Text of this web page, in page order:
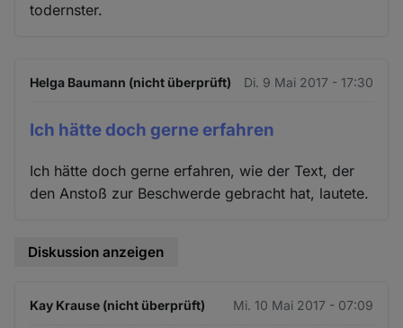
todernster.
Helga Baumann (nicht überprüft) Di. 9 Mai 2017 - 17:30
Ich hätte doch gerne erfahren
Ich hätte doch gerne erfahren, wie der Text, der
den Anstoß zur Beschwerde gebracht hat, lautete.
Diskussion anzeigen
Kay Krause (nicht überprüft) Mi. 10 Mai 2017 - 07:09